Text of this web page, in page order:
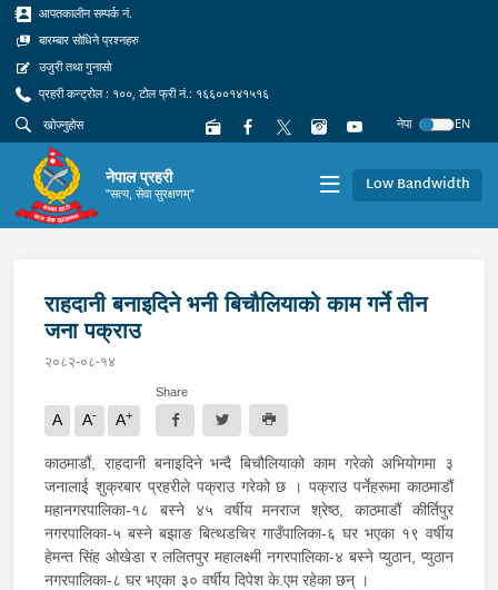
आपतकालीन सम्पर्क नं.
बारम्बार सोधिने प्रश्नहरु
उजुरी तथा गुनासो
प्रहरी कन्ट्रोल : १००, टोल फ्री नं.: १६६००१४१५१६
नेपा
EN
नेपाल प्रहरी
"सत्य, सेवा सुरक्षणम्" Low Bandwidth
राहदानी बनाइदिने भनी बिचौलियाको काम गर्ने तीन
जना पक्राउ
२०८२-०८-१४
A A- A+
Share
काठमाडौं, राहदानी बनाइदिने भन्दै बिचौलियाको काम गरेको अभियोगमा ३
जनालाई शुक्रबार प्रहरीले पक्राउ गरेको छ । पक्राउ पर्नेहरूमा काठमाडौं
महानगरपालिका-१८ बस्ने ४५ वर्षीय मनराज श्रेष्ठ, काठमाडौं कीर्तिपुर
नगरपालिका-५ बस्ने बझाङ बित्थडचिर गाउँपालिका-६ घर भएका १९ वर्षीय
हेमन्त सिंह ओखेडा र ललितपुर महालक्ष्मी नगरपालिका-४ बस्ने प्युठान, प्युठान
नगरपालिका-८ घर भएका ३० वर्षीय दिपेश के.एम रहेका छन् ।